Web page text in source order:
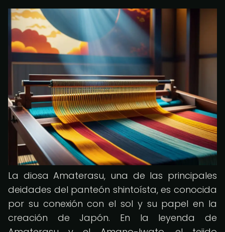
La diosa Amaterasu, una de las principales
deidades del panteón shintoísta, es conocida
por su conexión con el sol y su papel en la
creación de Japón. En la leyenda de